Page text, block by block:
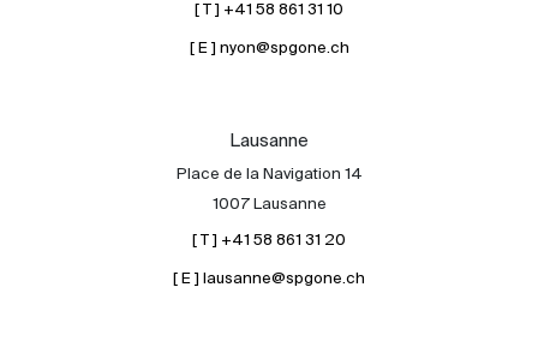
[ T ] +41 58 861 31 10
[ E ] nyon@spgone.ch
Lausanne
Place de la Navigation 14
1007 Lausanne
[ T ] +41 58 861 31 20
[ E ] lausanne@spgone.ch